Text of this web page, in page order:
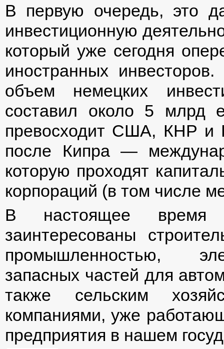
В первую очередь, это
инвестиционную
который уже сегодня
иностранных
объем немецких
составил около 5 млрд
превосходит США, КНР и
после Кипра —
которую проходят
корпораций (в том числе
В настоящее время
заинтересованы
промышленностью,
запасных частей для
также сельским
компаниями, уже
предприятия в нашем